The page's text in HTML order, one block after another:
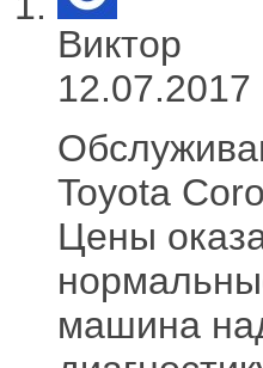
Виктор
12.07.2017
Toyota
Цены
машина